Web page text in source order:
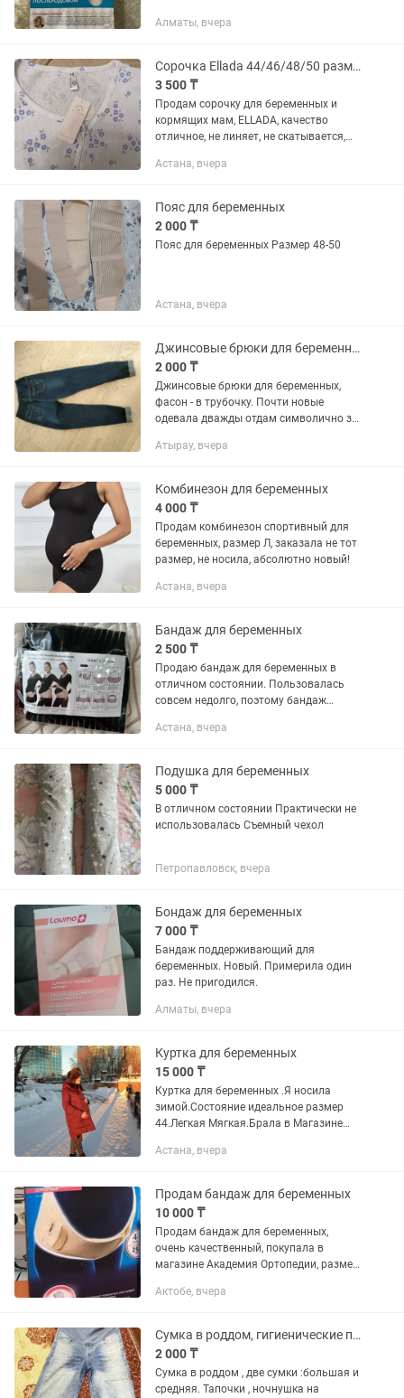
Алматы, вчера
Сорочка Ellada 44/46/48/50 размер
3 500 ₸
Продам сорочку для беременных и
кормящих мам, ELLADA, качество
отличное, не линяет, не скатывается,
размер
Астана, вчера
Пояс для беременных
2 000 ₸
Пояс для беременных Размер 48-50
Астана, вчера
Джинсовые брюки для беременных
2 000 ₸
Джинсовые брюки для беременных,
фасон - в трубочку. Почти новые
одевала дважды отдам символично за
Атырау, вчера
Комбинезон для беременных
4 000 ₸
Продам комбинезон спортивный для
беременных, размер Л, заказала не тот
размер, не носила, абсолютно новый!
Астана, вчера
Бандаж для беременных
2 500 ₸
Продаю бандаж для беременных в
отличном состоянии. Пользовалась
совсем недолго, поэтому бандаж
Очень хорошо поддерживает живот,
Астана, вчера
Подушка для беременных
5 000 ₸
В отличном состоянии Практически не
использовалась Съемный чехол
Петропавловск, вчера
Бондаж для беременных
7 000 ₸
Бандаж поддерживающий для
беременных. Новый. Примерила один
раз. Не пригодился.
Алматы, вчера
Куртка для беременных
15 000 ₸
Куртка для беременных .Я носила
зимой.Состояние идеальное размер
44.Легкая Мягкая.Брала в Магазине
тыс .
Астана, вчера
Продам бандаж для беременных
10 000 ₸
Продам бандаж для беременных,
очень качественный, покупала в
магазине Академия Ортопедии, размер
19000 тысяч.
Актобе, вчера
Сумка в роддом, гигиенические принадлежности, одежда для беременных
2 000 ₸
Сумка в роддом , две сумки :большая и
средняя. Тапочки , ночнушка на